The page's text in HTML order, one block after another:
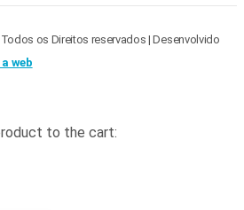
os Direitos reservados | Desenvolvido
web
to the cart: